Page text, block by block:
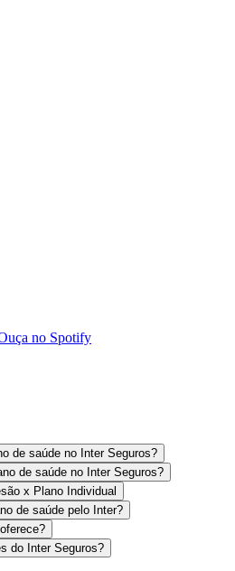
no Spotify
de saúde no Inter Seguros?
de saúde no Inter Seguros?
x Plano Individual
de saúde pelo Inter?
do Inter Seguros?